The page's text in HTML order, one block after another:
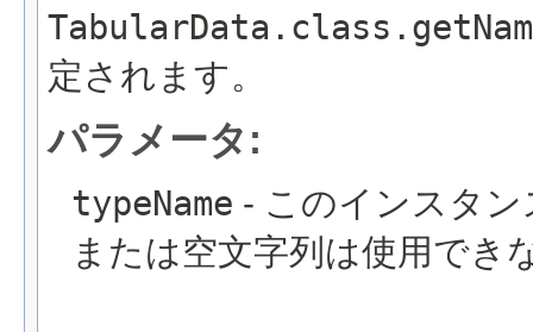
定されます。
パラメータ:
typeName - このインスタ
または空文字列は使用でき